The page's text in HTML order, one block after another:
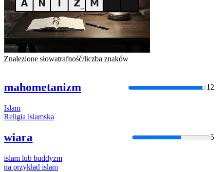
Znalezione słowatrafność/liczba znaków
mahometanizm 12
Islam
Religia islamska
wiara 5
islam lub buddyzm
na przykład islam